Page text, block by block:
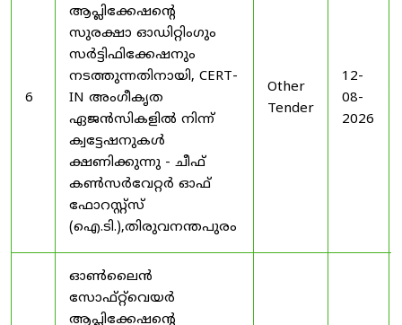
6
ആപ്ലിക്കേഷന്റെ
സുരക്ഷാ ഓഡിറ്റിംഗും
സർട്ടിഫിക്കേഷനും
നടത്തുന്നതിനായി, CERT-
IN അംഗീകൃത
ഏജൻസികളിൽ നിന്ന്
ക്വട്ടേഷനുകൾ
ക്ഷണിക്കുന്നു - ചീഫ്
കൺസർവേറ്റർ ഓഫ്
ഫോറസ്റ്റ്സ്
(ഐ.ടി.),തിരുവനന്തപുരം
Other
Tender
12-
08-
2026
ഓൺലൈൻ
സോഫ്റ്റ്‌വെയർ
ആപ്ലിക്കേഷന്റെ